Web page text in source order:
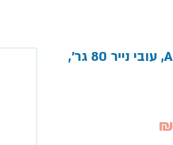
נייר צילום אדום A3, עובי נייר 80 גר',